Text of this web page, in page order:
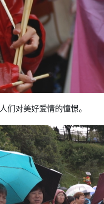
们对美好爱情的憧憬。